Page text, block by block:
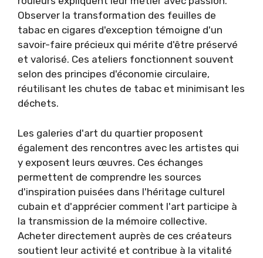
Observer la transformation des feuilles de
tabac en cigares d'exception témoigne d'un
savoir-faire précieux qui mérite d'être préservé
et valorisé. Ces ateliers fonctionnent souvent
selon des principes d'économie circulaire,
réutilisant les chutes de tabac et minimisant les
déchets.
Les galeries d'art du quartier proposent
également des rencontres avec les artistes qui
y exposent leurs œuvres. Ces échanges
permettent de comprendre les sources
d'inspiration puisées dans l'héritage culturel
cubain et d'apprécier comment l'art participe à
la transmission de la mémoire collective.
Acheter directement auprès de ces créateurs
soutient leur activité et contribue à la vitalité